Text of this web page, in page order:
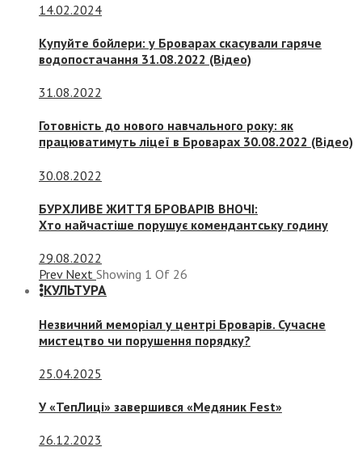
14.02.2024
Купуйте бойлери: у Броварах скасували гаряче
водопостачання 31.08.2022 (Відео)
31.08.2022
Готовність до нового навчального року: як
працюватимуть ліцеї в Броварах 30.08.2022 (Відео)
30.08.2022
БУРХЛИВЕ ЖИТТЯ БРОВАРІВ ВНОЧІ:
Хто найчастіше порушує комендантську годину
29.08.2022
Prev Next Showing 1 Of 26
КУЛЬТУРА
Незвичний меморіал у центрі Броварів. Сучасне
мистецтво чи порушення порядку?
25.04.2025
У «ТепЛиці» завершився «Медяник Fest»
26.12.2023